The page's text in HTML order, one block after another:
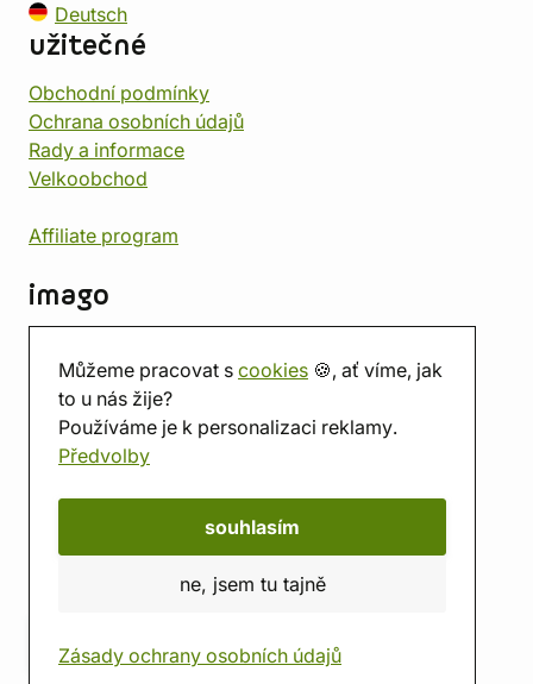
Můžeme pracovat s cookies 🍪, ať víme, jak
to u nás žije?
Používáme je k personalizaci reklamy.
Předvolby
souhlasím
ne, jsem tu tajně
Zásady ochrany osobních údajů
Deutsch
užitečné
Obchodní podmínky
Ochrana osobních údajů
Rady a informace
Velkoobchod
Affiliate program
imago
Prodejna
Herna
O nás
Hodnocení obchodu